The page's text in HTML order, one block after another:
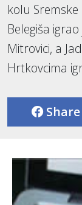
kolu
Belegiša
Mitrovici, a
Hrtkovcima
Share